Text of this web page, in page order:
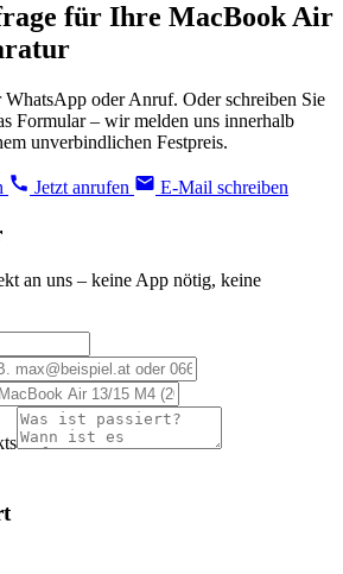
für Ihre MacBook Air
oder Anruf. Oder schreiben Sie
Formular – wir melden uns innerhalb
unverbindlichen Festpreis.
Jetzt anrufen E-Mail schreiben
an uns – keine App nötig, keine